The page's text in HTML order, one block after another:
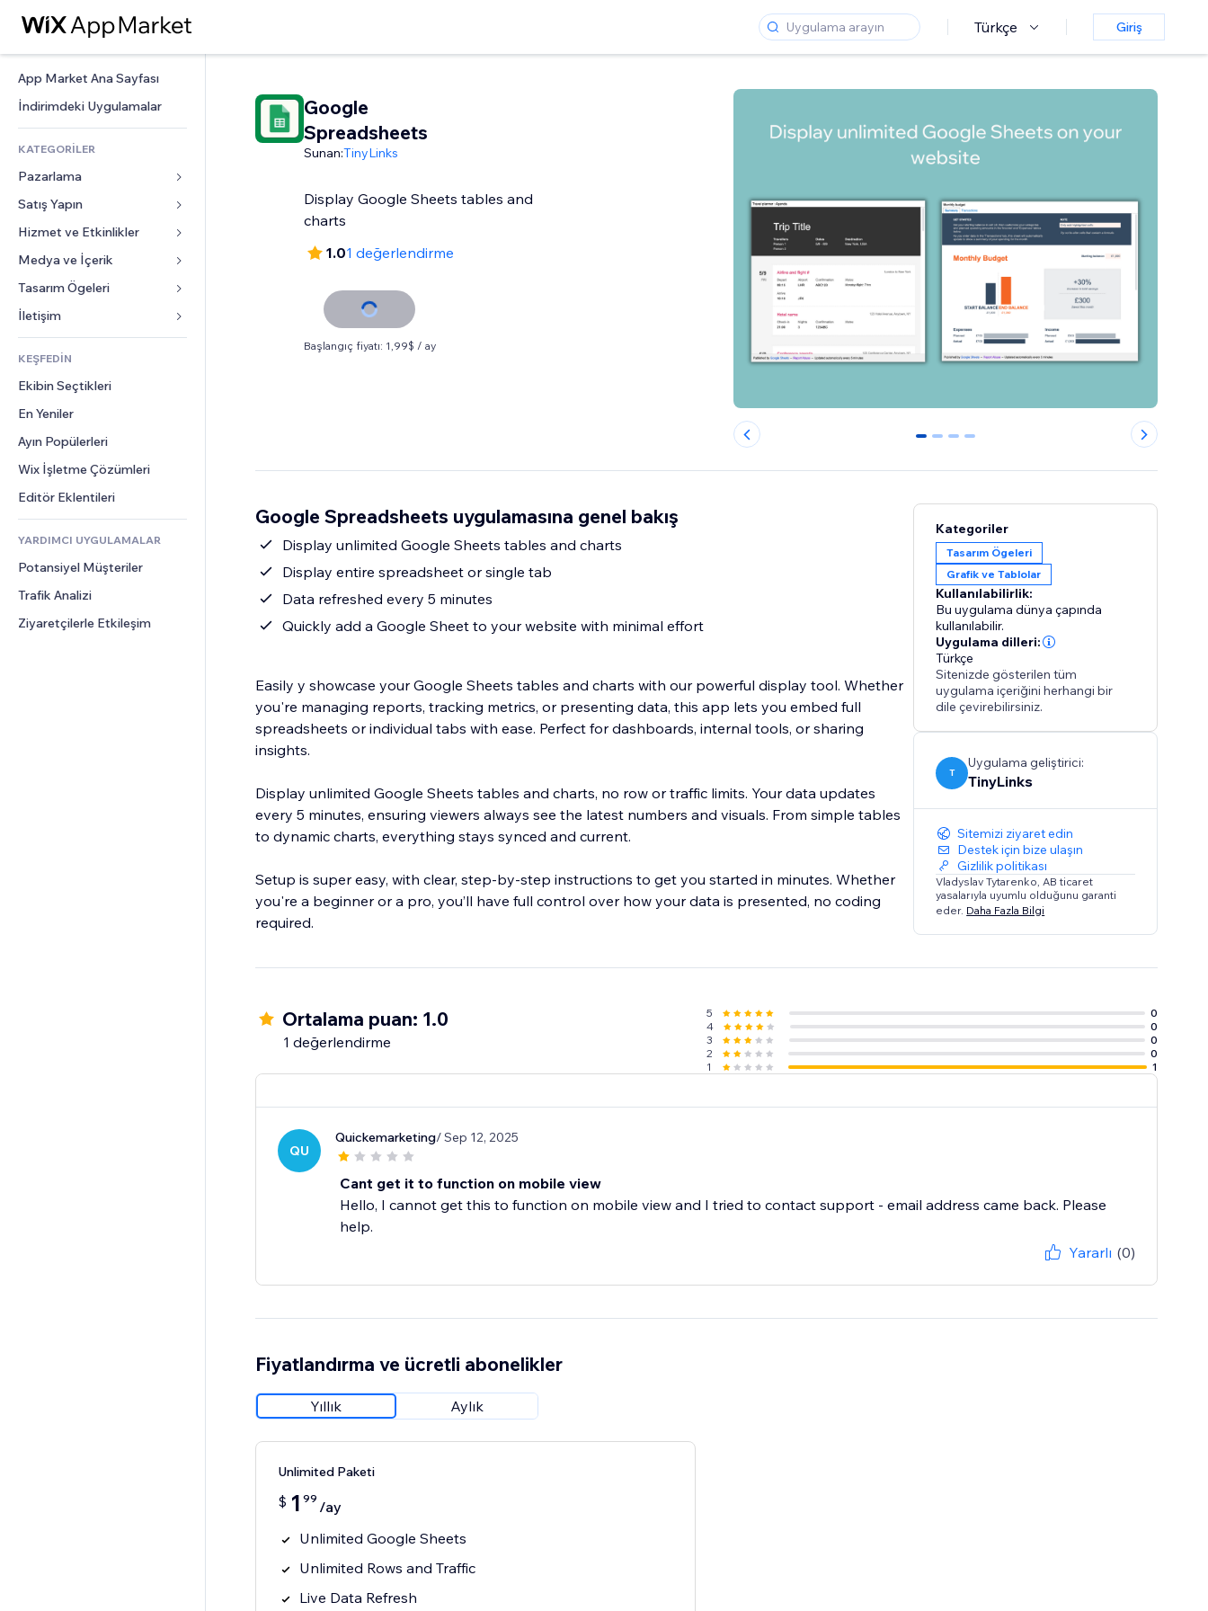
Türkçe Giriş
App Market Ana Sayfası
İndirimdeki Uygulamalar
KATEGORİLER
Pazarlama
Reklamlar
Mobil
Site Analizleri
Sosyal Ağ
Site Listeleri
E-posta
Satış Yapın
Mağazalar için uygulamalar
Gönderim ve Teslimat
Satış Düğmeleri
Muhasebe
Kuponlar ve Müşteri Sadakati
Depolama Çözümleri
Hizmet ve Etkinlikler
Oteller
Etkinlikler
Restoranlar
Emlak
Randevular
Medya ve İçerik
Galeri
Müzik
Podcast
Fotoğrafçılık
Video
PDF
Dosya Paylaşımı
Haberler
Tasarım Ögeleri
Haritalar ve Navigasyon
Gizlilik ve Güvenlik
Saat
Sayfa Şablonları
Görüntü Efektleri
Düğmeler ve Menüler
Afişler ve Rozetler
Hesap Makineleri
Arama
Hava Durumu
Grafik ve Tablolar
Formlar
Blog
Anketler
Sohbet
Yorumlar
Telefon
Topluluk
Değerlendirmeler ve Müşteri
KEŞFEDİN
Ekibin Seçtikleri
En Yeniler
Ayın Popülerleri
Wix İşletme Çözümleri
Editör Eklentileri
YARDIMCI UYGULAMALAR
Potansiyel Müşteriler
Trafik Analizi
Ziyaretçilerle Etkileşim
Google
Spreadsheets
Sunan:TinyLinks
Display Google Sheets tables and
charts
1.01 değerlendirme
Başlangıç fiyatı: 1,99$ / ay
0 1 2 3
Google Spreadsheets uygulamasına genel bakış
Display unlimited Google Sheets tables and charts
Display entire spreadsheet or single tab
Data refreshed every 5 minutes
Quickly add a Google Sheet to your website with minimal effort
Easily y showcase your Google Sheets tables and charts with our powerful display tool. Whether
you're managing reports, tracking metrics, or presenting data, this app lets you embed full
spreadsheets or individual tabs with ease. Perfect for dashboards, internal tools, or sharing
insights.
Display unlimited Google Sheets tables and charts, no row or traffic limits. Your data updates
every 5 minutes, ensuring viewers always see the latest numbers and visuals. From simple tables
to dynamic charts, everything stays synced and current.
Setup is super easy, with clear, step-by-step instructions to get you started in minutes. Whether
you're a beginner or a pro, you’ll have full control over how your data is presented, no coding
required.
Kategoriler
Tasarım Ögeleri
Grafik ve Tablolar
Kullanılabilirlik:
Bu uygulama dünya çapında
kullanılabilir.
Uygulama dilleri:
Türkçe
Sitenizde gösterilen tüm
uygulama içeriğini herhangi bir
dile çevirebilirsiniz.
T
Uygulama geliştirici:
TinyLinks
Sitemizi ziyaret edin
Destek için bize ulaşın
Gizlilik politikası
Vladyslav Tytarenko, AB ticaret
yasalarıyla uyumlu olduğunu garanti
eder. Daha Fazla Bilgi
Ortalama puan: 1.0
1 değerlendirme
5
0
4
0
3
0
2
0
1
1
QU
Quickemarketing/ Sep 12, 2025
Cant get it to function on mobile view
Hello, I cannot get this to function on mobile view and I tried to contact support - email address came back. Please
help.
Yararlı (0)
Fiyatlandırma ve ücretli abonelikler
Yıllık Aylık
Unlimited Paketi
$ 1 99 /ay
Unlimited Google Sheets
Unlimited Rows and Traffic
Live Data Refresh